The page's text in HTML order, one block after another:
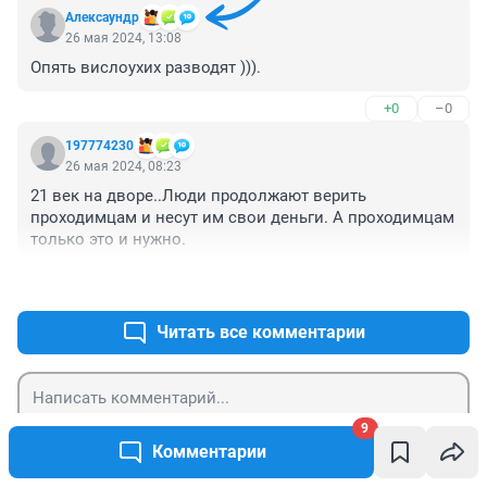
Комментарии
9
зрелище!
Алексаyндр
26 мая 2024, 13:08
Опять вислоухих разводят ))).
+0 –0
197774230
26 мая 2024, 08:23
21 век на дворе..Люди продолжают верить
проходимцам и несут им свои деньги. А проходимцам
только это и нужно.
Читать все комментарии
Отправить